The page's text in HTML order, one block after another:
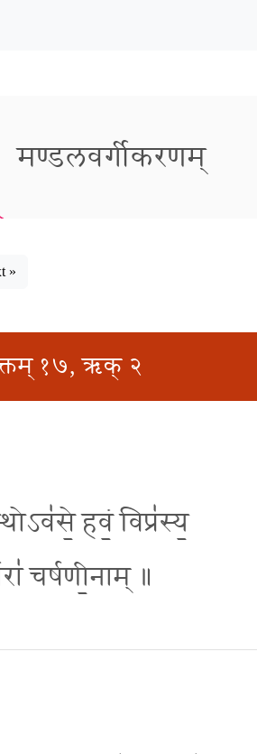
मण्डलवर्गीकरणम्
»
१७, ऋक् २
हवं॒ विप्र॑स्य॒
चर्षणी॒नाम् ॥